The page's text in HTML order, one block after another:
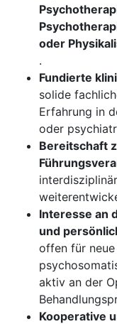
oder
.
Fundierte
solide
Erfahrung in
oder
Bereitschaft
Interesse an
und
offen für
aktiv an der
Kooperative